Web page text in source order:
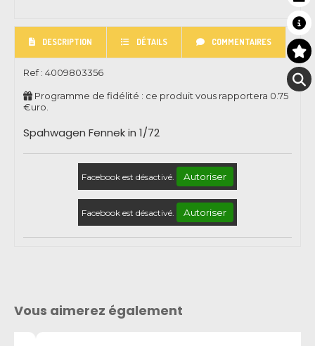
DESCRIPTION DÉTAILS COMMENTAIRES
Ref : 4009803356
Programme de fidélité : ce produit vous rapportera 0.75
€uro.
Spahwagen Fennek in 1/72
Facebook est désactivé. Autoriser
Facebook est désactivé. Autoriser
Vous aimerez également